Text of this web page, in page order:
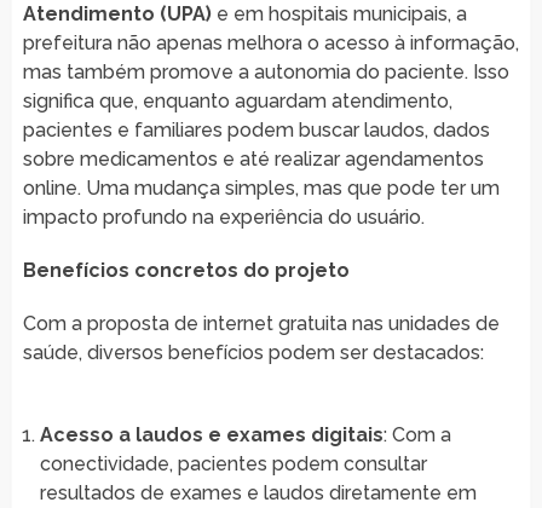
Atendimento (UPA)e em hospitais municipais, a
prefeitura não apenas melhora o acesso à informação,
mas também promove a autonomia do paciente. Isso
significa que, enquanto aguardam atendimento,
pacientes e familiares podem buscar laudos, dados
sobre medicamentos e até realizar agendamentos
online. Uma mudança simples, mas que pode ter um
impacto profundo na experiência do usuário.
Benefícios concretos do projeto
Com a proposta de internet gratuita nas unidades de
saúde, diversos benefícios podem ser destacados:
Acesso a laudos e exames digitais: Com a
conectividade, pacientes podem consultar
resultados de exames e laudos diretamente em